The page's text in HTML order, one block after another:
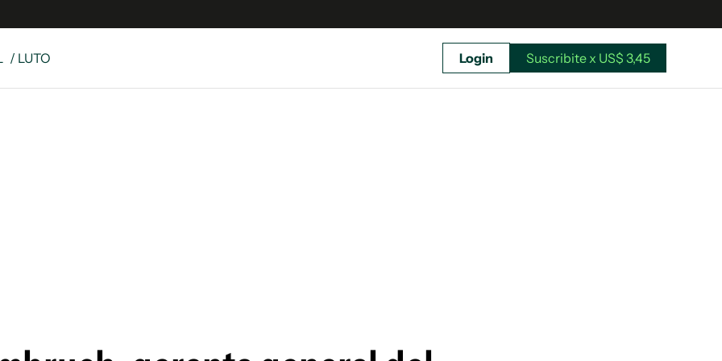
/ LUTO Login Suscribite x US$ 3,45